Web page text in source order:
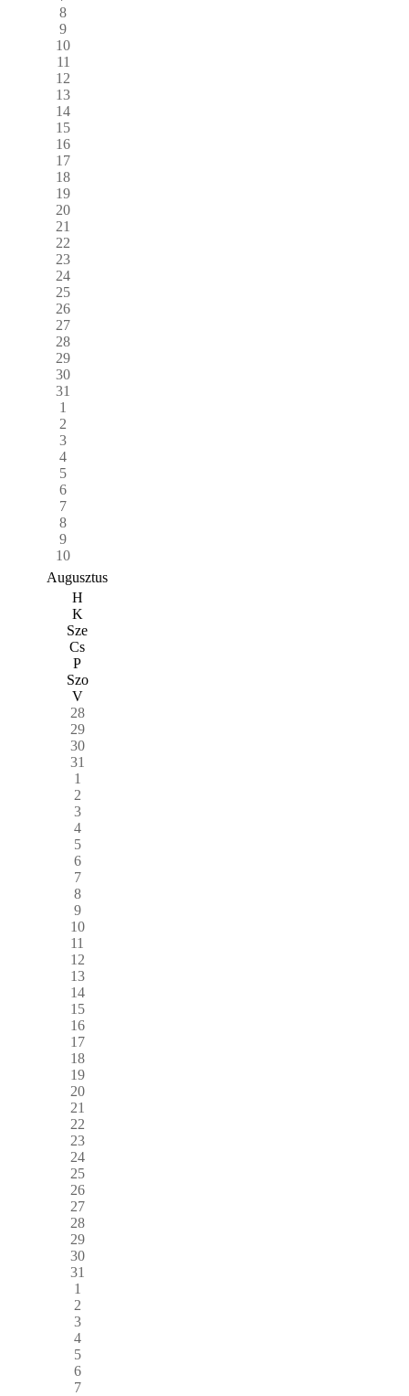
8
9
10
11
12
13
14
15
16
17
18
19
20
21
22
23
24
25
26
27
28
29
30
31
1
2
3
4
5
6
7
8
9
10
Augusztus
H
K
Sze
Cs
P
Szo
V
28
29
30
31
1
2
3
4
5
6
7
8
9
10
11
12
13
14
15
16
17
18
19
20
21
22
23
24
25
26
27
28
29
30
31
1
2
3
4
5
6
7